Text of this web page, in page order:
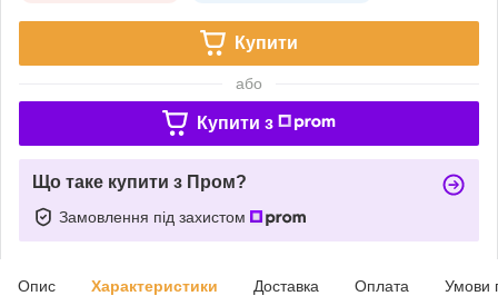
Купити
або
Купити з
Що таке купити з Пром?
Замовлення під захистом
Опис Характеристики Доставка Оплата Умови